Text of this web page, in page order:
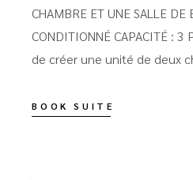
CHAMBRE ET UNE SALLE DE
CONDITIONNÉ CAPACITÉ : 3
de créer une unité de deux
BOOK SUITE